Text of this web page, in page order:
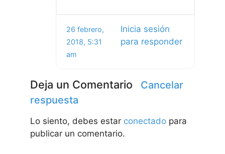
26 febrero,
2018, 5:31
am
Inicia sesión
para responder
Deja un Comentario
Cancelar
respuesta
Lo siento, debes estar conectado para
publicar un comentario.